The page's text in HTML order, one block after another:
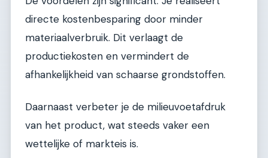
directe kostenbesparing door minder
materiaalverbruik. Dit verlaagt de
productiekosten en vermindert de
afhankelijkheid van schaarse grondstoffen.
Daarnaast verbeter je de milieuvoetafdruk
van het product, wat steeds vaker een
wettelijke of markteis is.